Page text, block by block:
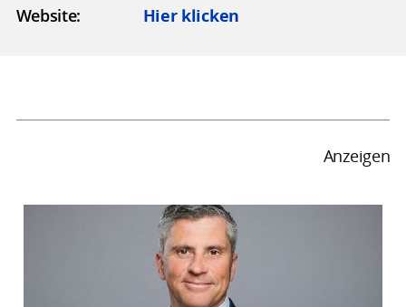
Website:
Hier klicken
Anzeigen